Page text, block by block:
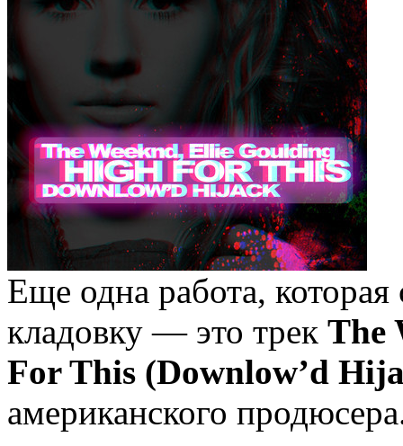
Еще одна работа, которая
кладовку — это трек The
For This (Downlow’d
американского